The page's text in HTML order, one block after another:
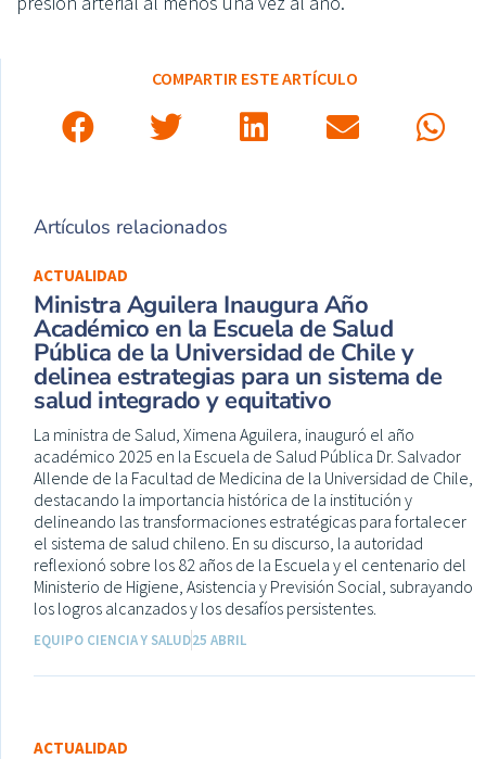
COMPARTIR ESTE ARTÍCULO
Artículos relacionados
ACTUALIDAD
Ministra Aguilera Inaugura Año
Académico en la Escuela de Salud
Pública de la Universidad de Chile y
delinea estrategias para un sistema de
salud integrado y equitativo
La ministra de Salud, Ximena Aguilera, inauguró el año
académico 2025 en la Escuela de Salud Pública Dr. Salvador
Allende de la Facultad de Medicina de la Universidad de Chile,
destacando la importancia histórica de la institución y
delineando las transformaciones estratégicas para fortalecer
el sistema de salud chileno. En su discurso, la autoridad
reflexionó sobre los 82 años de la Escuela y el centenario del
Ministerio de Higiene, Asistencia y Previsión Social, subrayando
los logros alcanzados y los desafíos persistentes.
EQUIPO CIENCIA Y SALUD25 ABRIL
ACTUALIDAD